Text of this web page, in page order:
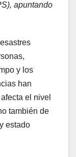
apuntando
y los
han
el nivel
también de
estado